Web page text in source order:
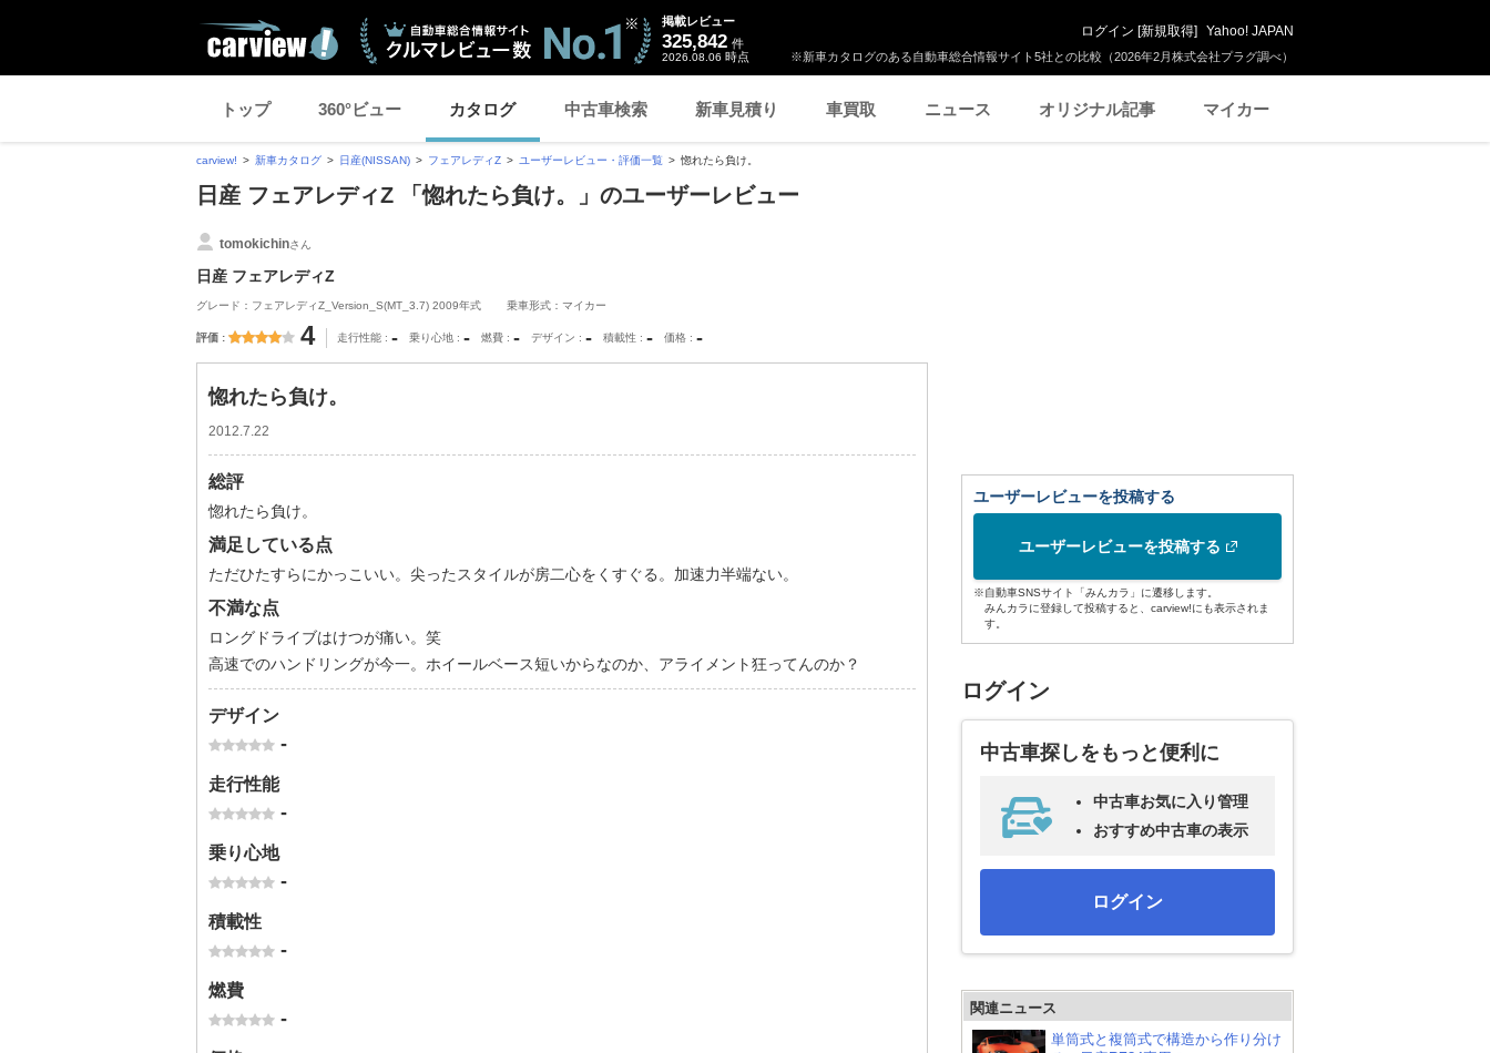
※新車カタログのある自動車総合情報サイト5社との比較（2026年2月株式会社プラグ調べ）
掲載レビュー
325,842 件
2026.08.06 時点
ログイン [新規取得] Yahoo! JAPAN
トップ 360°ビュー カタログ 中古車検索 新車見積り 車買取 ニュース オリジナル記事 マイカー
carview! 新車カタログ 日産(NISSAN) フェアレディZ ユーザーレビュー・評価一覧 惚れたら負け。
日産 フェアレディZ 「惚れたら負け。」のユーザーレビュー
tomokichinさん
日産 フェアレディZ
グレード：フェアレディZ_Version_S(MT_3.7) 2009年式 乗車形式：マイカー
評価 4 走行性能 - 乗り心地 - 燃費 - デザイン - 積載性 - 価格 -
惚れたら負け。
2012.7.22
総評
惚れたら負け。
満足している点
ただひたすらにかっこいい。尖ったスタイルが房二心をくすぐる。加速力半端ない。
不満な点
ロングドライブはけつが痛い。笑
高速でのハンドリングが今一。ホイールベース短いからなのか、アライメント狂ってんのか？
デザイン
-
走行性能
-
乗り心地
-
積載性
-
燃費
-
ユーザーレビューを投稿する
ユーザーレビューを投稿する
※自動車SNSサイト「みんカラ」に遷移します。
みんカラに登録して投稿すると、carview!にも表示されま
す。
ログイン
中古車探しをもっと便利に
中古車お気に入り管理
おすすめ中古車の表示
ログイン
関連ニュース
単筒式と複筒式で構造から作り分け